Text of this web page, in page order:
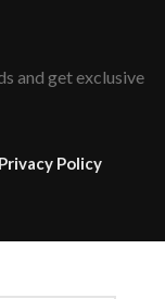
and get exclusive
Privacy Policy